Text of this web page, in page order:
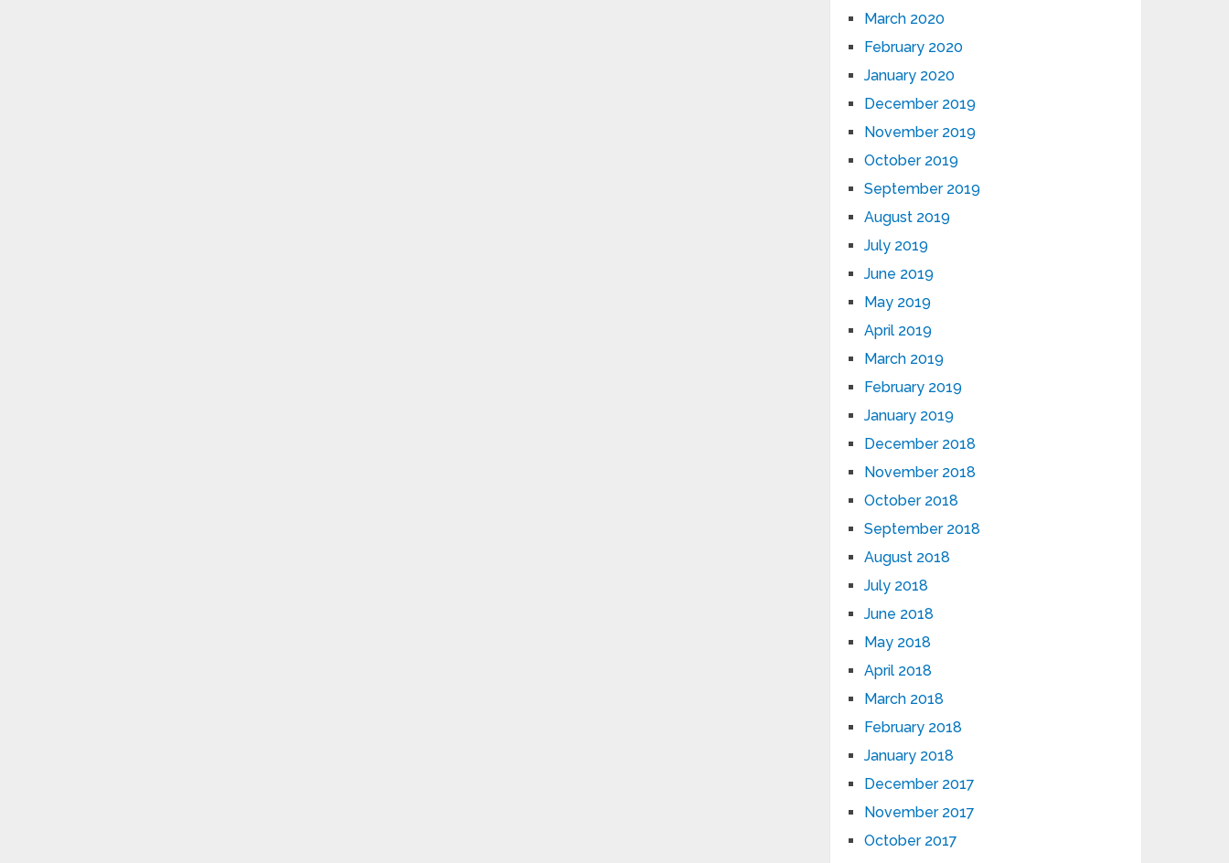
March 2020
February 2020
January 2020
December 2019
November 2019
October 2019
September 2019
August 2019
July 2019
June 2019
May 2019
April 2019
March 2019
February 2019
January 2019
December 2018
November 2018
October 2018
September 2018
August 2018
July 2018
June 2018
May 2018
April 2018
March 2018
February 2018
January 2018
December 2017
November 2017
October 2017